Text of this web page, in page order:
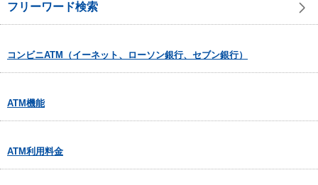
フリーワード検索
コンビニATM（イーネット、ローソン銀行、セブン銀行）
ATM機能
ATM利用料金